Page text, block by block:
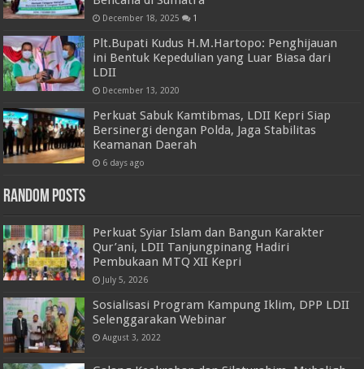
December 18, 2025 1
Plt.Bupati Kudus H.M.Hartopo: Penghijauan
ini Bentuk Kepedulian yang Luar Biasa dari
LDII
December 13, 2020
Perkuat Sabuk Kamtibmas, LDII Kepri Siap
Bersinergi dengan Polda, Jaga Stabilitas
Keamanan Daerah
6 days ago
Random Posts
Perkuat Syiar Islam dan Bangun Karakter
Qur’ani, LDII Tanjungpinang Hadiri
Pembukaan MTQ XII Kepri
July 5, 2026
Sosialisasi Program Kampung Iklim, DPP LDII
Selenggarakan Webinar
August 3, 2022